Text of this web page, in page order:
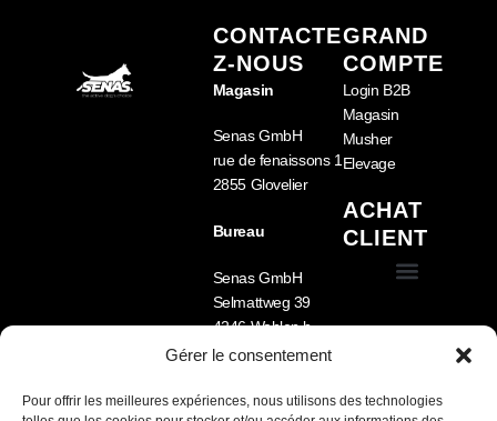
Gérer le consentement
Pour offrir les meilleures expériences, nous utilisons des technologies
CONTACTE
Z-NOUS
Magasin
Senas GmbH
rue de fenaissons 1
2855 Glovelier
Bureau
Senas GmbH
Selmattweg 39
4246 Wahlen b.
Laufen
09
GRAND
COMPTE
Login B2B
Magasin
Musher
Elevage
ACHAT
CLIENT